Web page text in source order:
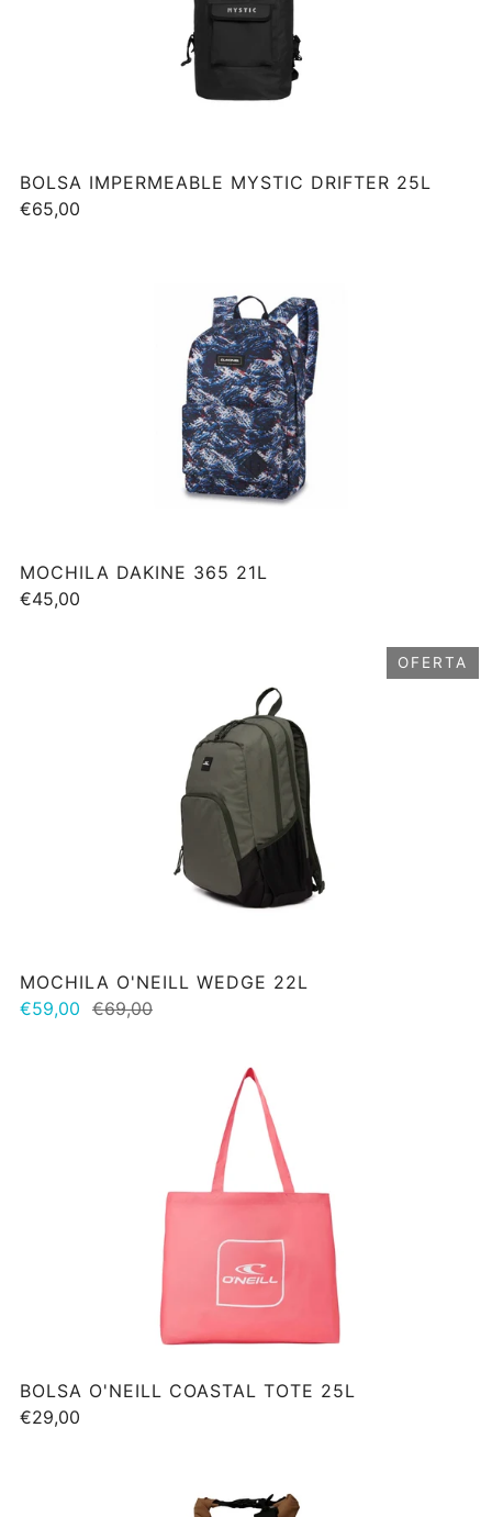
BOLSA IMPERMEABLE MYSTIC DRIFTER 25L
€65,00
MOCHILA DAKINE 365 21L
€45,00
OFERTA
MOCHILA O'NEILL WEDGE 22L
€59,00 €69,00
BOLSA O'NEILL COASTAL TOTE 25L
€29,00